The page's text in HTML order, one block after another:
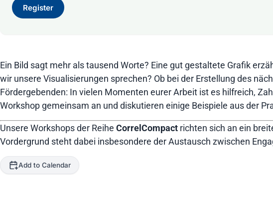
Register
Ein Bild sagt mehr als tausend Worte? Eine gut gestaltete Grafik
wir unsere Visualisierungen sprechen? Ob bei der Erstellung des
Fördergebenden: In vielen Momenten eurer Arbeit ist es hilfreich,
Workshop gemeinsam an und diskutieren einige Beispiele aus der
Unsere Workshops der Reihe CorrelCompact richten sich an ein
Vordergrund steht dabei insbesondere der Austausch zwischen
Add to Calendar